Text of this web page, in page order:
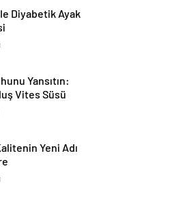
Diyabetik Ayak
Yansıtın:
Vites Süsü
Yeni Adı